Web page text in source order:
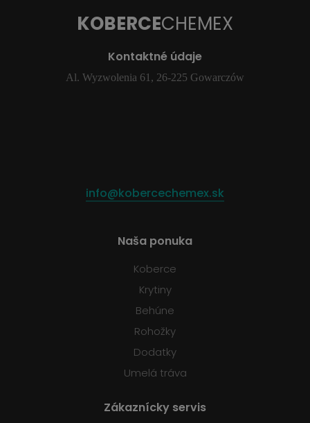
KOBERCECHEMEX
Kontaktné údaje
Al. Wyzwolenia 61, 26-225 Gowarczów
info@kobercechemex.sk
Naša ponuka
Koberce
Krytiny
Behúne
Rohožky
Dodatky
Umelá tráva
Zákaznícky servis